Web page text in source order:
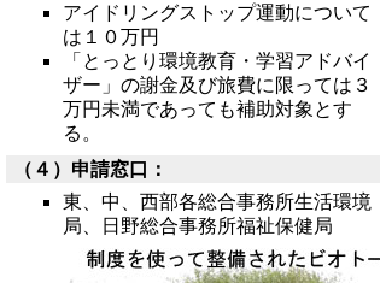
アイドリングストップ運動について
は１０万円
「とっとり環境教育・学習アドバイ
ザー」の謝金及び旅費に限っては３
万円未満であっても補助対象とす
る。
（４）申請窓口：
東、中、西部各総合事務所生活環境
局、日野総合事務所福祉保健局